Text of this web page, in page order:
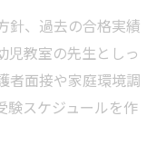
針、過去の合格実績
児教室の先生としっ
者面接や家庭環境調
験スケジュールを作